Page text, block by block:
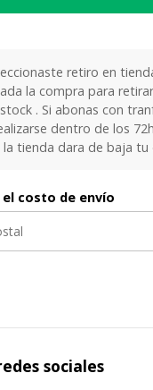
retiro en
la compra para
. Si abonas con
dentro de los
tienda dara de baja tu
costo de envío
sociales